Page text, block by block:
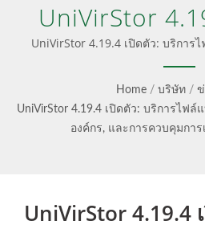
UniVirStor
บริการไฟล์แบบ
เตือนสำหรับอง
ควบคุมการเ
บทบาท | การ
Storage -
UniVirStor 4.19.4 เปิดตัว: บริการ
สำหรับองค์กร, และการควบคุมกา
อร์เฟซการจัดการ
Home / บริษัท /
UniVirStor 4.19.4 เปิดตัว: บริการไฟล์
องค์กร, และการควบคุมกา
UniVirStor 4.19.4